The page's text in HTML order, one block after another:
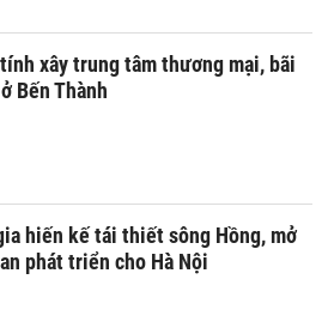
xây trung tâm thương mại, bãi
Bến Thành
hiến kế tái thiết sông Hồng, mở
phát triển cho Hà Nội